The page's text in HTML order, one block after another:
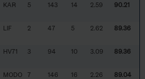
KAR 5 143 14 2.59 90.21
LIF 2 47 5 2.62 89.36
HV71 3 94 10 3.09 89.36
MODO 7 146 16 2.26 89.04